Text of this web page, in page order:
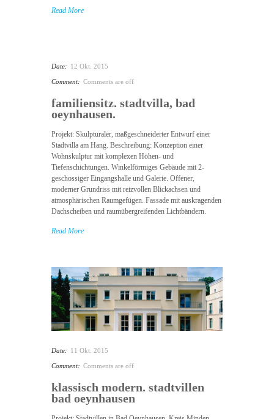
Read More
Date: 12 Okt. 2015
Comment: Comments are off
familiensitz. stadtvilla, bad
oeynhausen.
Projekt: Skulpturaler, maßgeschneiderter Entwurf einer
Stadtvilla am Hang. Beschreibung: Konzeption einer
Wohnskulptur mit komplexen Höhen- und
Tiefenschichtungen. Winkelförmiges Gebäude mit 2-
geschossiger Eingangshalle und Galerie. Offener,
moderner Grundriss mit reizvollen Blickachsen und
atmosphärischen Raumgefügen. Fassade mit auskragenden
Dachscheiben und raumübergreifenden Lichtbändern.
Read More
Date: 11 Okt. 2015
Comment: Comments are off
klassisch modern. stadtvillen
bad oeynhausen